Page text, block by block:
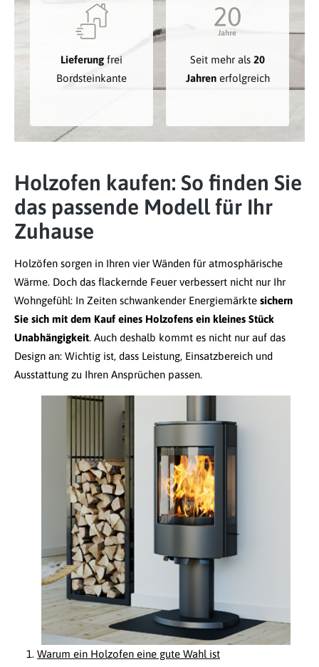
Lieferung frei
Bordsteinkante
Seit mehr als 20
Jahrenerfolgreich
Holzofen kaufen: So finden Sie
das passende Modell für Ihr
Zuhause
Holzöfen sorgen in Ihren vier Wänden für atmosphärische
Wärme. Doch das flackernde Feuer verbessert nicht nur Ihr
Wohngefühl: In Zeiten schwankender Energiemärkte sichern
Sie sich mit dem Kauf eines Holzofens ein kleines Stück
Unabhängigkeit. Auch deshalb kommt es nicht nur auf das
Design an: Wichtig ist, dass Leistung, Einsatzbereich und
Ausstattung zu Ihren Ansprüchen passen.
Warum ein Holzofen eine gute Wahl ist